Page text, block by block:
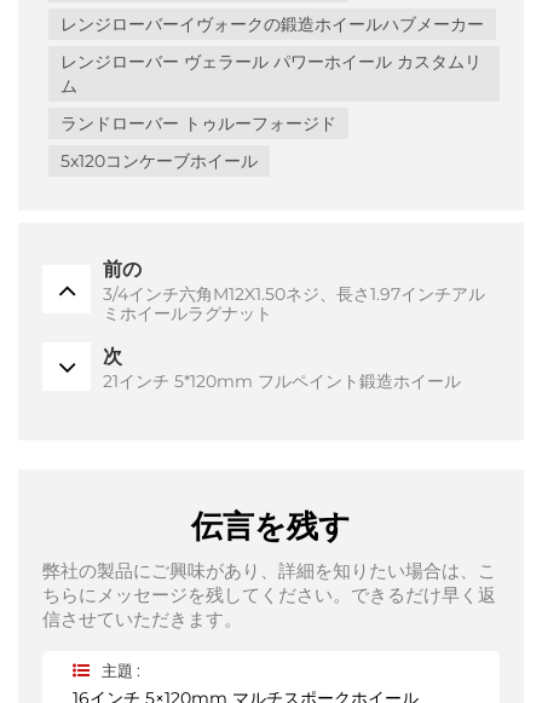
レンジローバーイヴォークの鍛造ホイールハブメーカー
レンジローバー ヴェラール パワーホイール カスタムリ
ム
ランドローバー トゥルーフォージド
5x120コンケーブホイール
前の
3/4インチ六角M12X1.50ネジ、長さ1.97インチアル
ミホイールラグナット
次
21インチ 5*120mm フルペイント鍛造ホイール
伝言を残す
弊社の製品にご興味があり、詳細を知りたい場合は、こ
ちらにメッセージを残してください。できるだけ早く返
信させていただきます。
主題 :